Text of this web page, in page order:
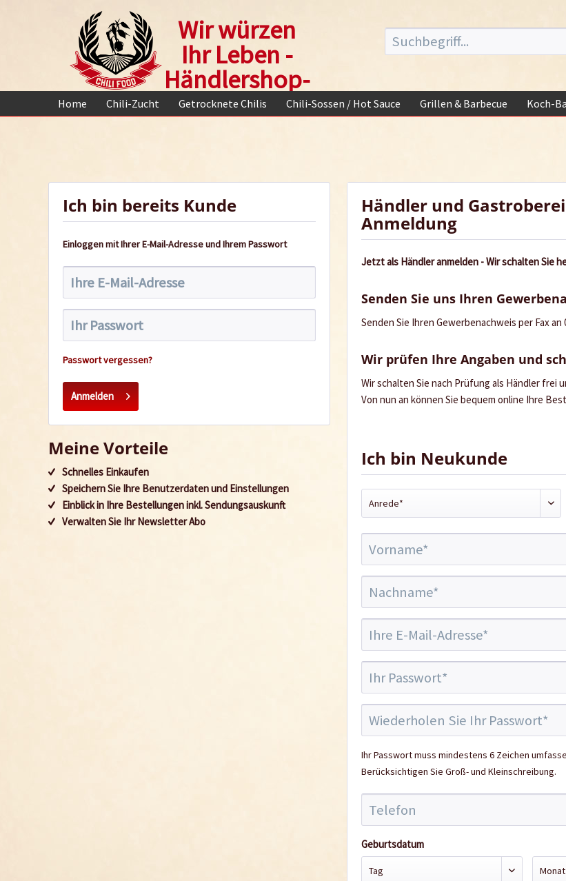
Wir würzen
Ihr Leben -
Händlershop-
Home Chili-Zucht Getrocknete Chilis Chili-Sossen / Hot Sauce Grillen & Barbecue Koch-
Händler und
Anmeldung
Jetzt als Händler anmelden - Wir schalten Sie
Senden Sie uns Ihren
Senden Sie Ihren Gewerbenachweis per Fax
Wir prüfen Ihre Angaben und
Wir schalten Sie nach Prüfung als Händler frei
Von nun an können Sie bequem online Ihre
Ich bin Neukunde
Ihr Passwort muss mindestens 6 Zeichen
Berücksichtigen Sie Groß- und Kleinschreibung.
Geburtsdatum
Ich bin bereits Kunde
Einloggen mit Ihrer E-Mail-Adresse und Ihrem Passwort
Passwort vergessen?
Anmelden
Meine Vorteile
Schnelles Einkaufen
Speichern Sie Ihre Benutzerdaten und Einstellungen
Einblick in Ihre Bestellungen inkl. Sendungsauskunft
Verwalten Sie Ihr Newsletter Abo